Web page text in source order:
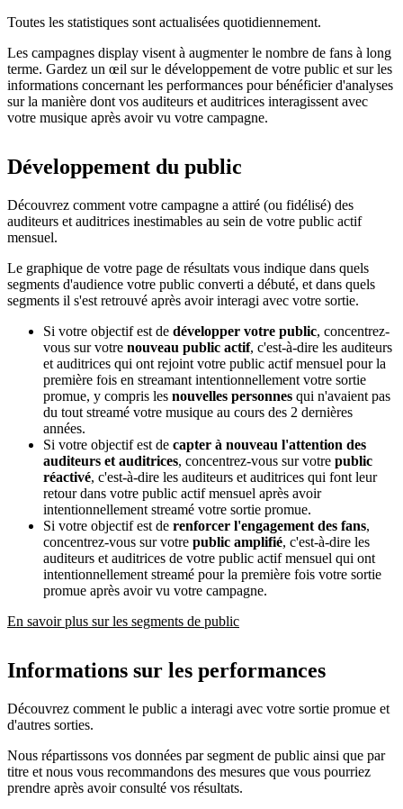
Toutes les statistiques sont actualisées quotidiennement.
Les campagnes display visent à augmenter le nombre de fans à long
terme. Gardez un œil sur le développement de votre public et sur les
informations concernant les performances pour bénéficier d'analyses
sur la manière dont vos auditeurs et auditrices interagissent avec
votre musique après avoir vu votre campagne.
Développement du public
Découvrez comment votre campagne a attiré (ou fidélisé) des
auditeurs et auditrices inestimables au sein de votre public actif
mensuel.
Le graphique de votre page de résultats vous indique dans quels
segments d'audience votre public converti a débuté, et dans quels
segments il s'est retrouvé après avoir interagi avec votre sortie.
Si votre objectif est de développer votre public, concentrez-
vous sur votre nouveau public actif, c'est-à-dire les auditeurs
et auditrices qui ont rejoint votre public actif mensuel pour la
première fois en streamant intentionnellement votre sortie
promue, y compris les nouvelles personnes qui n'avaient pas
du tout streamé votre musique au cours des 2 dernières
années.
Si votre objectif est de capter à nouveau l'attention des
auditeurs et auditrices, concentrez-vous sur votre public
réactivé, c'est-à-dire les auditeurs et auditrices qui font leur
retour dans votre public actif mensuel après avoir
intentionnellement streamé votre sortie promue.
Si votre objectif est de renforcer l'engagement des fans,
concentrez-vous sur votre public amplifié, c'est-à-dire les
auditeurs et auditrices de votre public actif mensuel qui ont
intentionnellement streamé pour la première fois votre sortie
promue après avoir vu votre campagne.
En savoir plus sur les segments de public
Informations sur les performances
Découvrez comment le public a interagi avec votre sortie promue et
d'autres sorties.
Nous répartissons vos données par segment de public ainsi que par
titre et nous vous recommandons des mesures que vous pourriez
prendre après avoir consulté vos résultats.